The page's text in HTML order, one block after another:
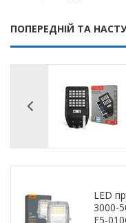
ПОПЕРЕДНІЙ ТА
LED
3000-
F5-